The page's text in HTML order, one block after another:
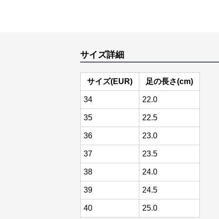
サイズ詳細
サイズ(EUR) 足の長さ(cm)
34 22.0
35 22.5
36 23.0
37 23.5
38 24.0
39 24.5
40 25.0